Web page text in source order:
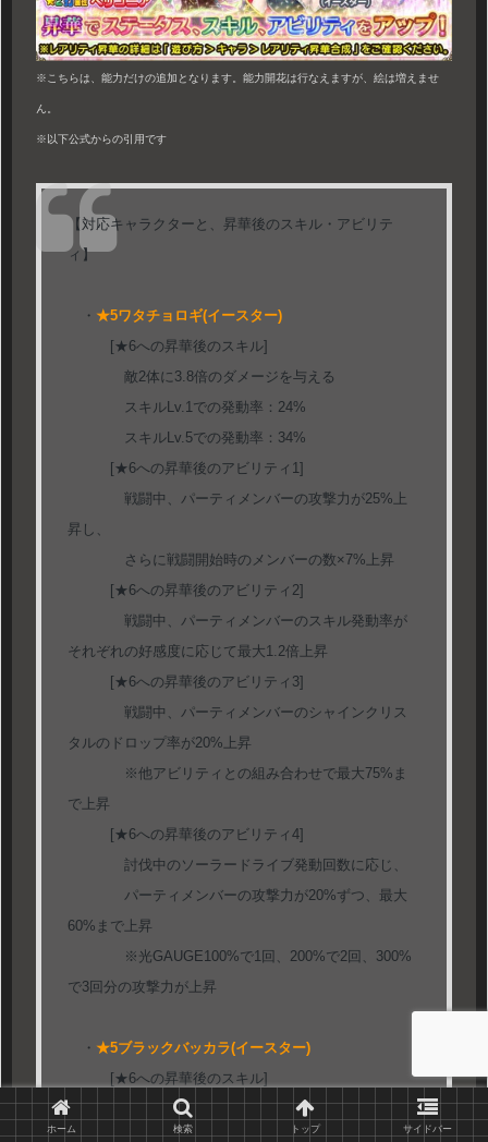
※こちらは、能力だけの追加となります。能力開花は行なえますが、絵は増えませ
ん。
※以下公式からの引用です
【対応キャラクターと、昇華後のスキル・アビリテ
ィ】
・ ★5ワタチョロギ(イースター)
[★6への昇華後のスキル]
敵2体に3.8倍のダメージを与える
スキルLv.1での発動率：24%
スキルLv.5での発動率：34%
[★6への昇華後のアビリティ1]
戦闘中、パーティメンバーの攻撃力が25%上
昇し、
さらに戦闘開始時のメンバーの数×7%上昇
[★6への昇華後のアビリティ2]
戦闘中、パーティメンバーのスキル発動率が
それぞれの好感度に応じて最大1.2倍上昇
[★6への昇華後のアビリティ3]
戦闘中、パーティメンバーのシャインクリス
タルのドロップ率が20%上昇
※他アビリティとの組み合わせで最大75%ま
で上昇
[★6への昇華後のアビリティ4]
討伐中のソーラードライブ発動回数に応じ、
パーティメンバーの攻撃力が20%ずつ、最大
60%まで上昇
※光GAUGE100%で1回、200%で2回、300%
で3回分の攻撃力が上昇
・ ★5ブラックバッカラ(イースター)
[★6への昇華後のスキル]
敵単体に4.3倍のダメージを与え、HPを吸収す
ホーム 検索 トップ サイドバー